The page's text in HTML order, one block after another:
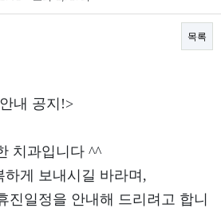
목록
내 공지!>
치과입니다 ^^
게 보내시길 바라며,
진일정을 안내해 드리려고 합니